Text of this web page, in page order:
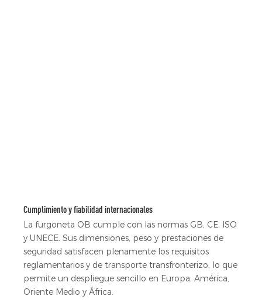
Cumplimiento y fiabilidad internacionales
La furgoneta OB cumple con las normas GB, CE, ISO
y UNECE. Sus dimensiones, peso y prestaciones de
seguridad satisfacen plenamente los requisitos
reglamentarios y de transporte transfronterizo, lo que
permite un despliegue sencillo en Europa, América,
Oriente Medio y África.